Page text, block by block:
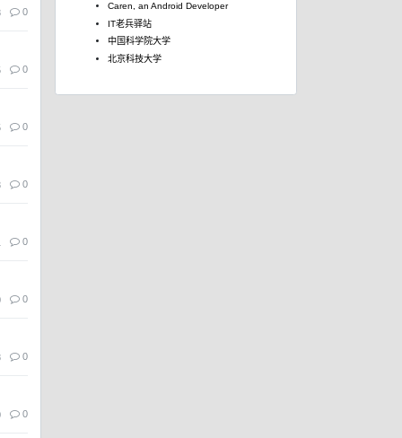
0
0
0
0
0
0
0
0
Caren, an Android Developer
IT老兵驿站
中国科学院大学
北京科技大学